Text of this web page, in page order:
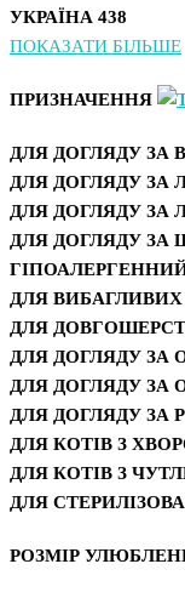
УКРАЇНА 438
ПОКАЗАТИ БІЛЬШЕ
ПРИЗНАЧЕННЯ
ДЛЯ ДОГЛЯДУ ЗА
ДЛЯ ДОГЛЯДУ ЗА
ДЛЯ ДОГЛЯДУ ЗА
ДЛЯ ДОГЛЯДУ ЗА
ДЛЯ ВИБАГЛИВИХ
ДЛЯ
ДЛЯ ДОГЛЯДУ ЗА
ДЛЯ ДОГЛЯДУ ЗА
ДЛЯ ДОГЛЯДУ
ДЛЯ КОТІВ З
ДЛЯ КОТІВ З
ДЛЯ
РОЗМІР